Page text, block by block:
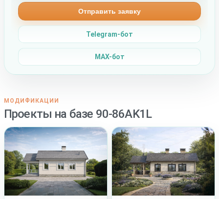
Отправить заявку
Telegram-бот
MAX-бот
МОДИФИКАЦИИ
Проекты на базе 90-86AK1L